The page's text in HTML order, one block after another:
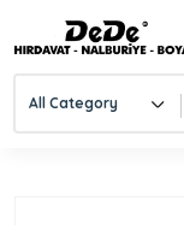
All Category